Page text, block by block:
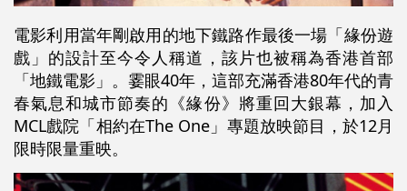
電影利用當年剛啟用的地下鐵路作最後一場「緣份遊
戲」的設計至今令人稱道，該片也被稱為香港首部
「地鐵電影」。霎眼40年，這部充滿香港80年代的青
春氣息和城市節奏的《緣份》將重回大銀幕，加入
MCL戲院「相約在The One」專題放映節目，於12月
限時限量重映。